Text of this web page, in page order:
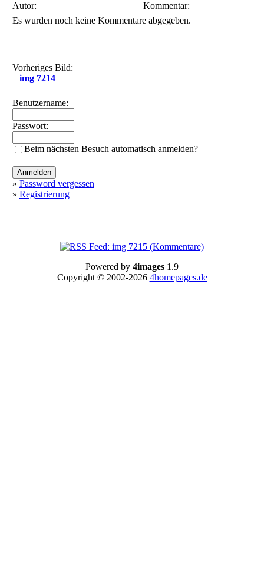
Autor:
Kommentar:
Es wurden noch keine Kommentare abgegeben.
Vorheriges Bild:
img 7214
Benutzername:
Passwort:
Beim nächsten Besuch automatisch anmelden?
» Password vergessen
» Registrierung
Powered by 4images 1.9
Copyright © 2002-2026 4homepages.de